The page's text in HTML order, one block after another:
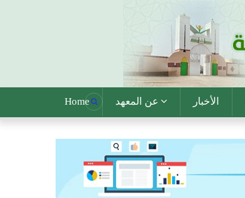
Main
Navigation
Home الأخبار